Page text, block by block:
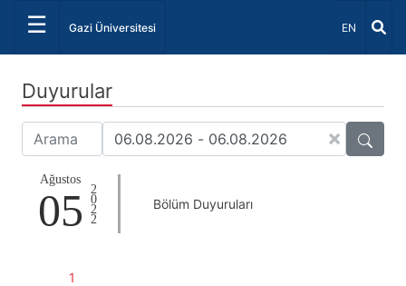
☰ Gazi Üniversitesi Dil Seçiniz
EN
Duyurular
×
Ağustos
05 2022 Bölüm Duyuruları
1